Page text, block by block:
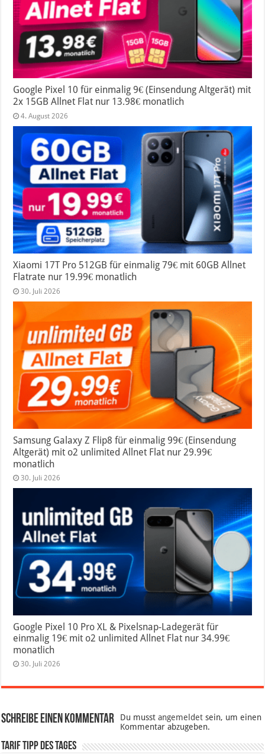
Google Pixel 10 für einmalig 9€ (Einsendung Altgerät) mit
2x 15GB Allnet Flat nur 13.98€ monatlich
4. August 2026
Xiaomi 17T Pro 512GB für einmalig 79€ mit 60GB Allnet
Flatrate nur 19.99€ monatlich
30. Juli 2026
Samsung Galaxy Z Flip8 für einmalig 99€ (Einsendung
Altgerät) mit o2 unlimited Allnet Flat nur 29.99€
monatlich
30. Juli 2026
Google Pixel 10 Pro XL & Pixelsnap-Ladegerät für
einmalig 19€ mit o2 unlimited Allnet Flat nur 34.99€
monatlich
30. Juli 2026
Schreibe einen Kommentar Du musstangemeldet sein, um einen
Kommentar abzugeben.
Tarif Tipp des Tages